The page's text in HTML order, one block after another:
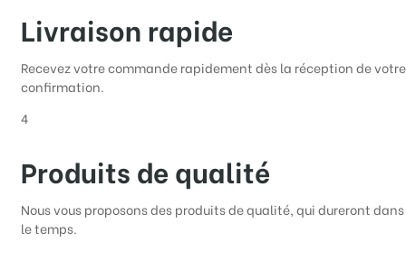
Livraison rapide
Recevez votre commande rapidement dès la réception de votre
confirmation.
4
Produits de qualité
Nous vous proposons des produits de qualité, qui dureront dans
le temps.